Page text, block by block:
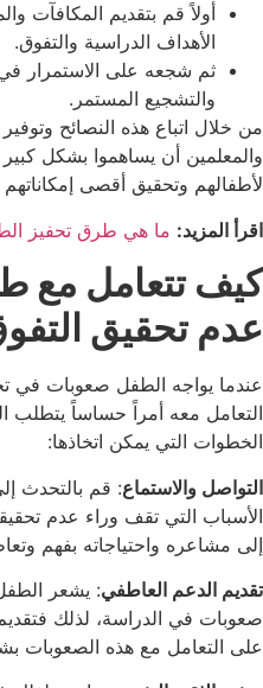
أولاً قم بتقديم المكافآت
الأهداف الدراسية والتفوق.
ثم شجعه على الاستمرار في
والتشجيع المستمر.
من خلال اتباع هذه النصائح وتوفير
والمعلمين أن يساهموا بشكل
لأطفالهم وتحقيق أقصى إمكاناتهم
اقرأ المزيد: ما هي طرق تحفيز
كيف تتعامل مع
عدم تحقيق
عندما يواجه الطفل صعوبات في
التعامل معه أمراً حساساً يتطلب
الخطوات التي يمكن اتخاذها:
التواصل والاستماع: قم بالتحدث
الأسباب التي تقف وراء عدم
إلى مشاعره واحتياجاته بفهم
تقديم الدعم العاطفي: يشعر
صعوبات في الدراسة، لذلك
على التعامل مع هذه الصعوبات